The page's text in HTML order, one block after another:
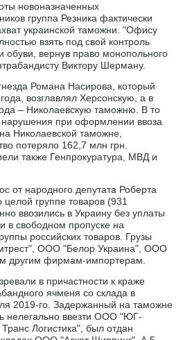
новоназначенных
группа Резника фактически
украинской таможни. "Офису
взять под свой контроль
обуви, вернув право монопольного
Виктору Шерману.
Романа Насирова, который
возглавлял Херсонскую, а в
– Николаевскую таможню. В то
при оформлении ввоза
Николаевской таможне,
потеряло 162,7 млн грн.
также Генпрокуратура, МВД и
от народного депутата Роберта
целой группе товаров (931
ввозились в Украину без уплаты
в свободном пропуске на
российских товаров. Грузы
ООО "Белор Украина", ООО
другим фирмам-импортерам.
в причастности к краже
ячменя со склада в
2019-го. Задержанный на таможне
нелегально ввезти ООО "ЮГ-
Логистика", был отдан